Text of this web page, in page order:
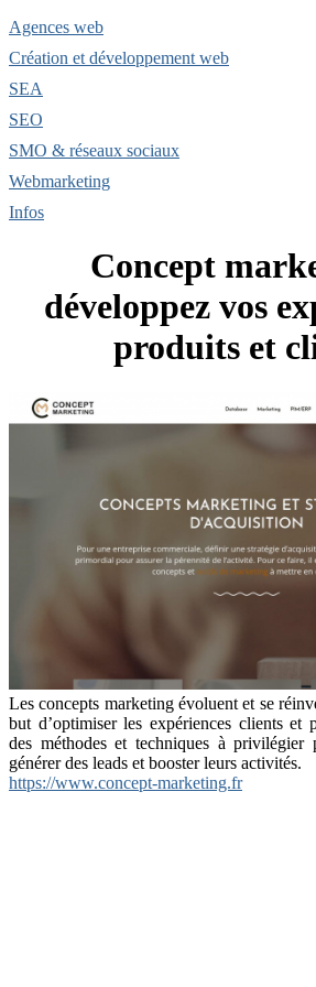
Agences web
Création et développement web
SEA
SEO
SMO & réseaux sociaux
Webmarketing
Infos
Concept
développez vos
produits et
Les concepts marketing évoluent et se
but d’optimiser les expériences clients et
des méthodes et techniques à privilégier
générer des leads et booster leurs activités.
https://www.concept-marketing.fr